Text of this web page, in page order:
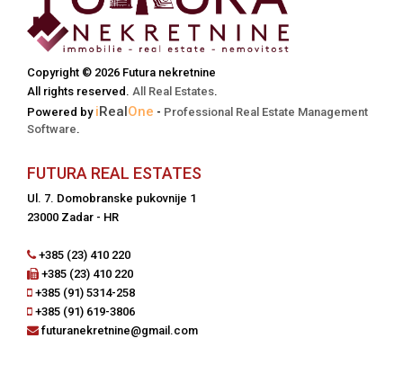
Copyright © 2026 Futura nekretnine
All rights reserved. All Real Estates.
Powered by iReal One - Professional Real Estate Management
Software.
FUTURA REAL ESTATES
Ul. 7. Domobranske pukovnije 1
23000 Zadar - HR
+385 (23) 410 220
+385 (23) 410 220
+385 (91) 5314-258
+385 (91) 619-3806
futuranekretnine@gmail.com